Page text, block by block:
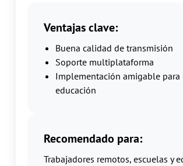
Ventajas clave:
Buena calidad de transmisión
Soporte multiplataforma
Implementación amigable para
educación
Recomendado para:
Trabajadores remotos, escuelas y